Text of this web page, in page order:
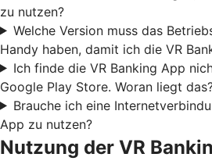
zu nutzen?
Welche Version muss das
Handy haben, damit ich die VR
Ich finde die VR Banking App
Google Play Store. Woran liegt
Brauche ich eine
App zu nutzen?
Nutzung der VR